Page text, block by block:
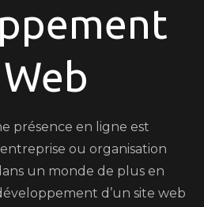
présence en ligne est
ou organisation
un monde de plus en
d’un site web